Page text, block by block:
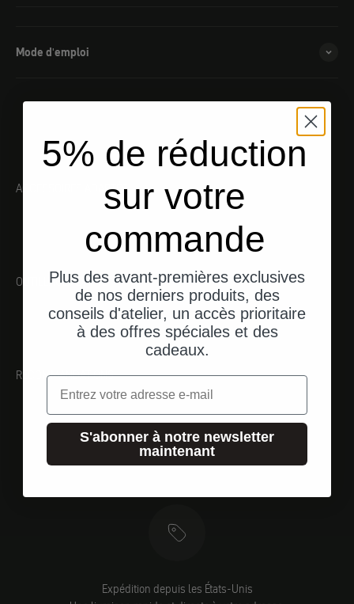
Mode d'emploi
ACCESSOIRES ADAPTÉS
OUTILLAGE ADAPTÉ
RECOMMANDATIONS
Expédition depuis les États-Unis
5% de réduction
sur votre
commande
Plus des avant-premières exclusives
de nos derniers produits, des
conseils d'atelier, un accès prioritaire
à des offres spéciales et des
cadeaux.
Email
S'abonner à notre newsletter
maintenant